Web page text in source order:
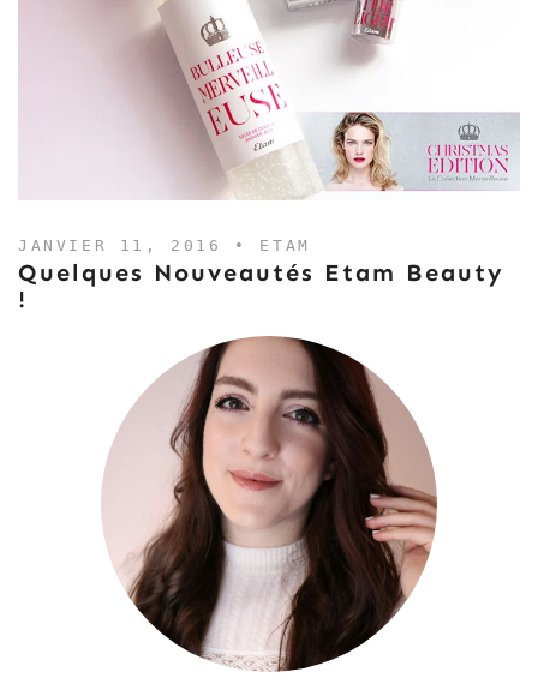
JANVIER 11, 2016 • ETAM
Quelques Nouveautés Etam Beauty
!